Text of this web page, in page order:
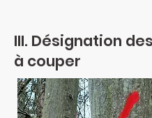
III. Désignation
à couper